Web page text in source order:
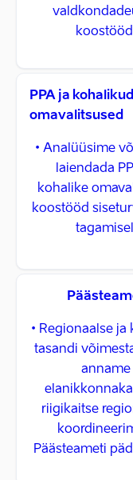
PPA ja kohalikud
omavalitsused
• Analüüsime
laiendada
kohalike
koostööd
• Regionaalse ja
tasandi
anname
riigikaitse
Päästeameti